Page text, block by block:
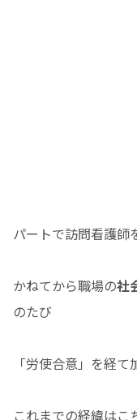
パートで訪問看護師
かねてから職場の社
のたび
「労使合意」を経
これまでの経緯はこ